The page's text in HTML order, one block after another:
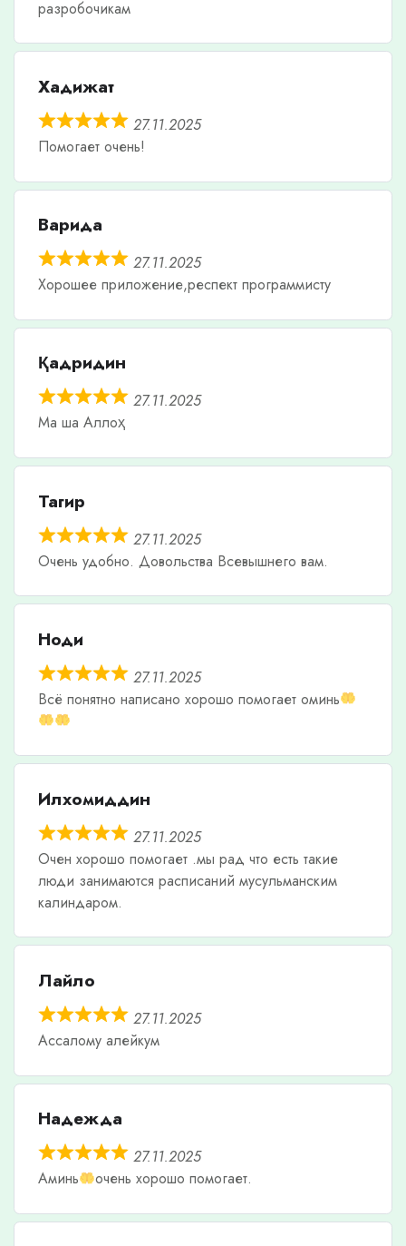
разробочикам
Хадижат
27.11.2025
Помогает очень!
Варида
27.11.2025
Хорошее приложение,респект программисту
Қадридин
27.11.2025
Ма ша Аллоҳ
Тагир
27.11.2025
Очень удобно. Довольства Всевышнего вам.
Ноди
27.11.2025
Всë понятно написано хорошо помогает оминь
Илхомиддин
27.11.2025
Очен хорошо помогает .мы рад что есть такие
люди занимаются расписаний мусульманским
калиндаром.
Лайло
27.11.2025
Ассалому алейкум
Надежда
27.11.2025
Аминь
очень хорошо помогает.